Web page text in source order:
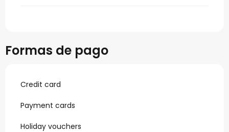
Formas de pago
Credit card
Payment cards
Holiday vouchers